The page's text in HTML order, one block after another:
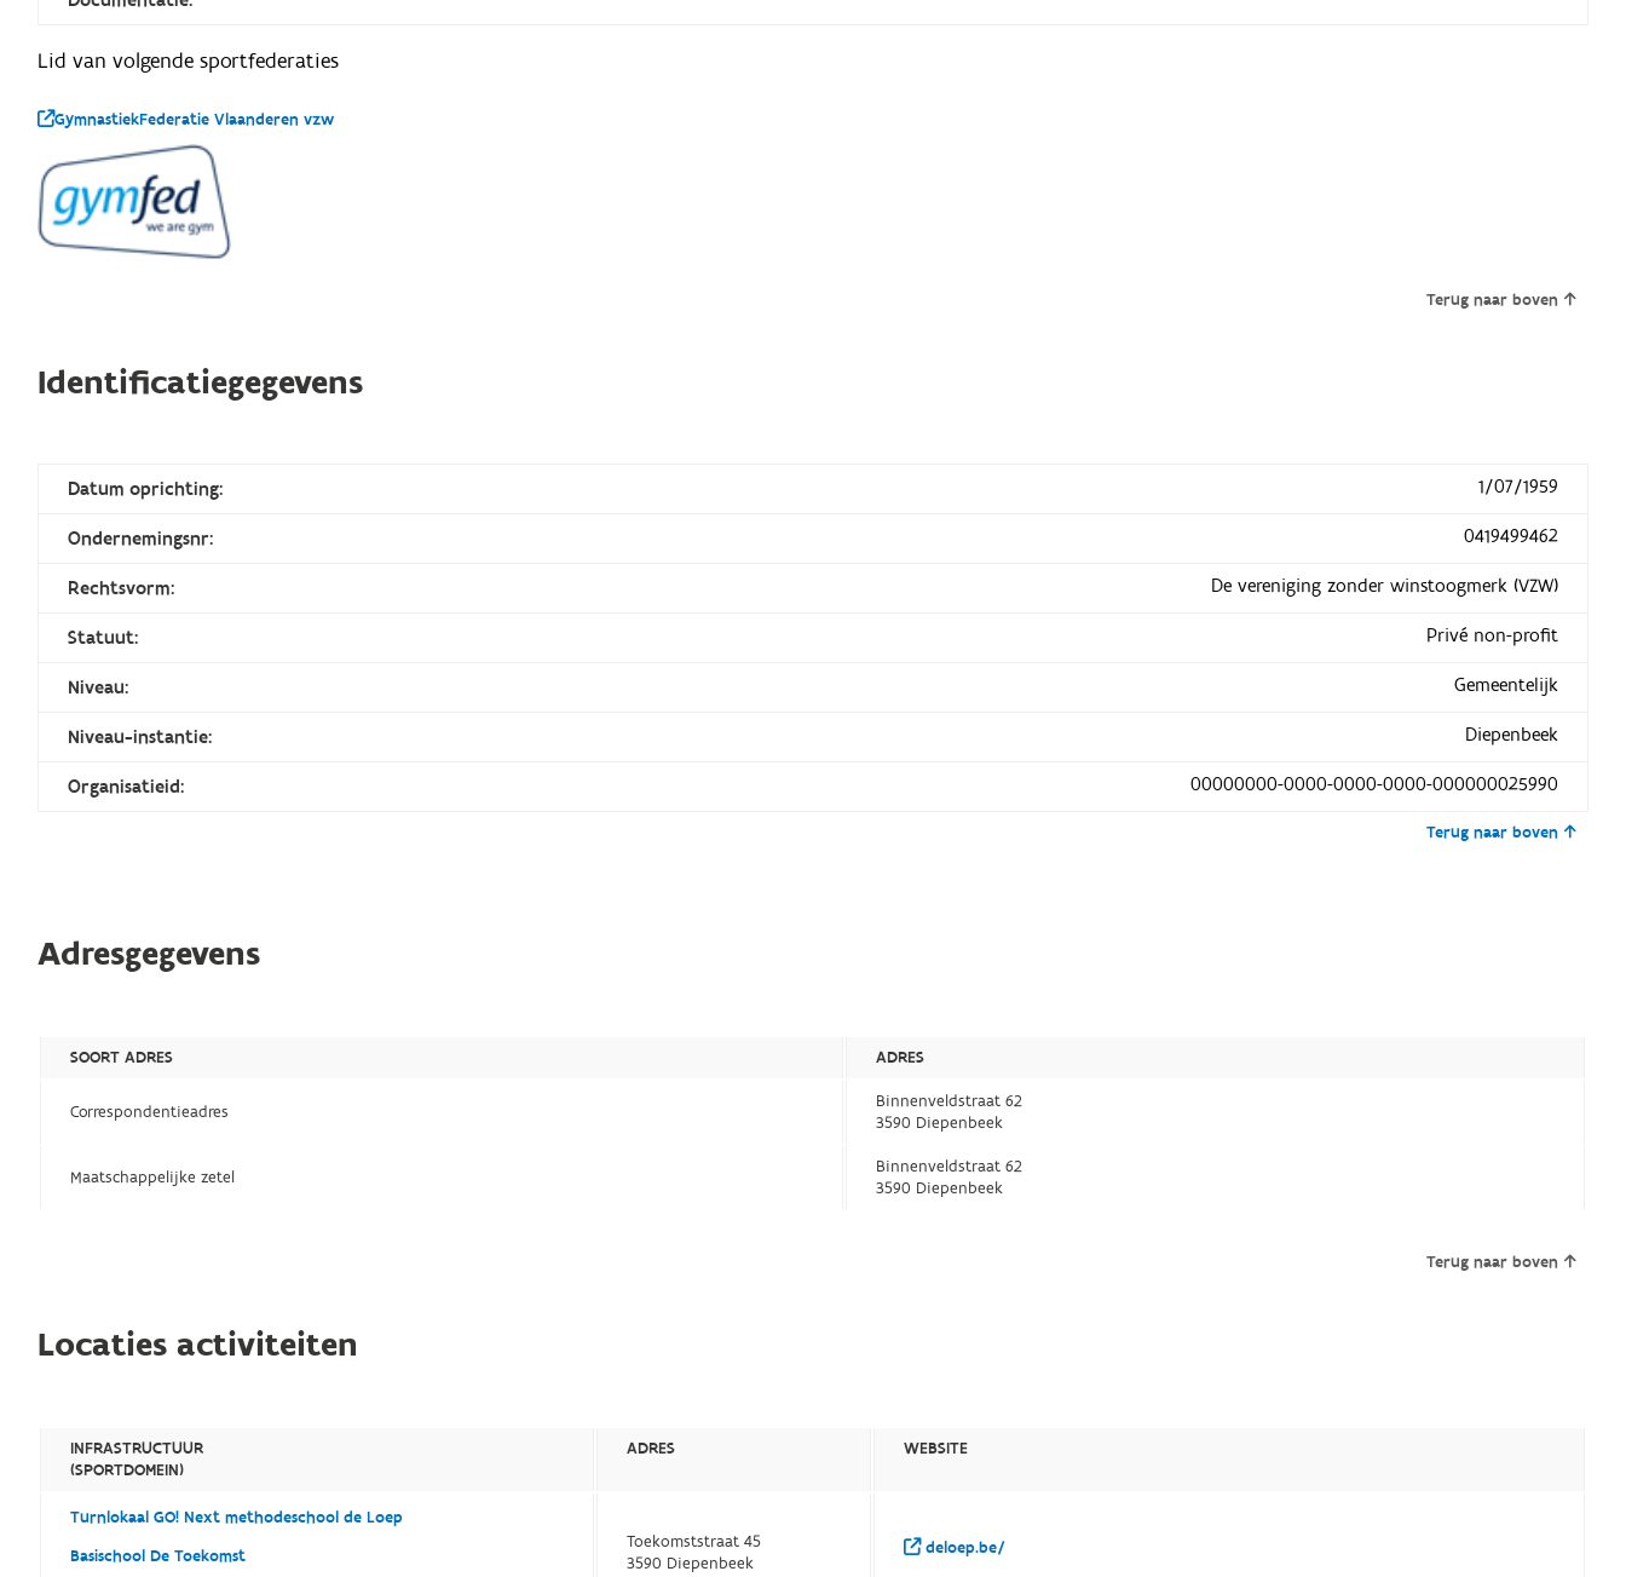
Lid van volgende sportfederaties
GymnastiekFederatie Vlaanderen vzw
Terug naar boven
Identificatiegegevens
Datum oprichting: 1/07/1959
Ondernemingsnr: 0419499462
Rechtsvorm: De vereniging zonder winstoogmerk (VZW)
Statuut: Privé non-profit
Niveau: Gemeentelijk
Niveau-instantie: Diepenbeek
Organisatieid: 00000000-0000-0000-0000-000000025990
Terug naar boven
Adresgegevens
SOORT ADRES ADRES
Correspondentieadres
Binnenveldstraat 62
3590 Diepenbeek
Maatschappelijke zetel
Binnenveldstraat 62
3590 Diepenbeek
Terug naar boven
Locaties activiteiten
INFRASTRUCTUUR
(SPORTDOMEIN)
ADRES WEBSITE
Turnlokaal GO! Next methodeschool de Loep
Basischool De Toekomst
Toekomststraat 45
3590 Diepenbeek
deloep.be/